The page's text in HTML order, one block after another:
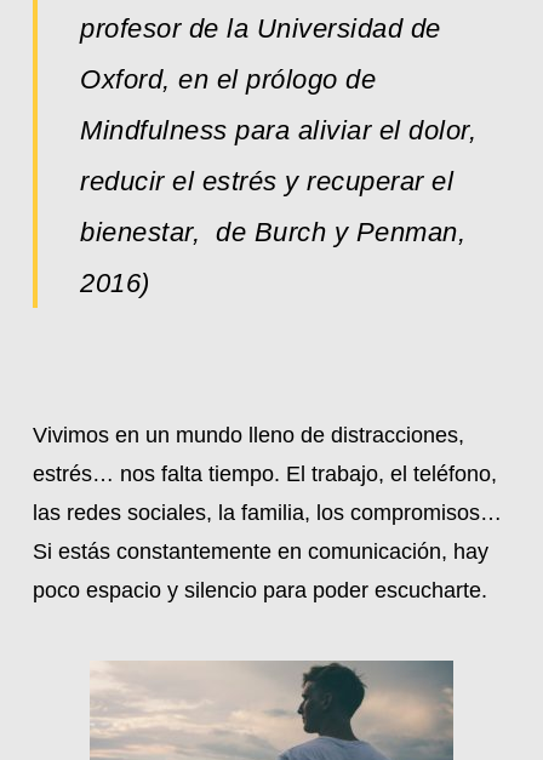
profesor de la Universidad de
Oxford, en el prólogo de
Mindfulness para aliviar el dolor,
reducir el estrés y recuperar el
bienestar, de Burch y Penman,
2016)
Vivimos en un mundo lleno de distracciones,
estrés… nos falta tiempo. El trabajo, el teléfono,
las redes sociales, la familia, los compromisos…
Si estás constantemente en comunicación, hay
poco espacio y silencio para poder escucharte.